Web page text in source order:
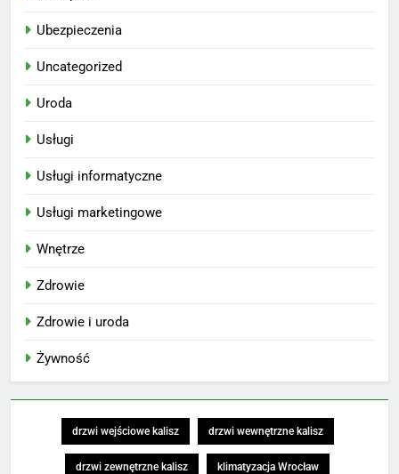
Ubezpieczenia
Uncategorized
Uroda
Usługi
Usługi informatyczne
Usługi marketingowe
Wnętrze
Zdrowie
Zdrowie i uroda
Żywność
drzwi wejściowe kalisz drzwi wewnętrzne kalisz
drzwi zewnętrzne kalisz klimatyzacja Wrocław